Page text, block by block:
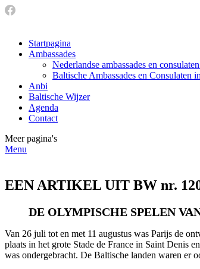
Startpagina
Ambassades
Nederlandse ambassades en
Baltische Ambassades en Consulaten
Anbi
Baltische Wijzer
Agenda
Contact
Meer pagina's
Menu
EEN ARTIKEL UIT BW nr.
DE OLYMPISCHE SPELEN
Van 26 juli tot en met 11 augustus was Parijs de
plaats in het grote Stade de France in Saint Denis
was ondergebracht. De Baltische landen waren er